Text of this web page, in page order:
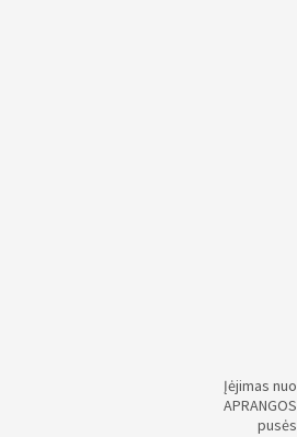
Įėjimas nuo
APRANGOS
pusės